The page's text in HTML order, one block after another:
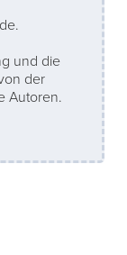
und die
der
Autoren.